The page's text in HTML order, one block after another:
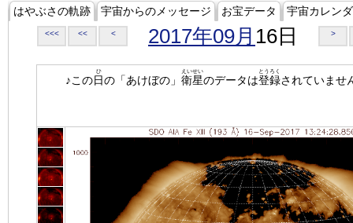
はやぶさの軌跡 宇宙からのメッセージ お宝データ 宇宙カレン
<<< << < 2017年09月 16日 >
♪この日
ひ
の「あけぼの」 衛星
えいせい
のデータは登録
とうろく
されていませ